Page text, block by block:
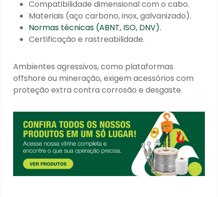
Compatibilidade dimensional com o cabo.
Materiais (aço carbono, inox, galvanizado).
Normas técnicas (ABNT, ISO, DNV).
Certificação e rastreabilidade.
Ambientes agressivos, como plataformas
offshore ou mineração, exigem acessórios com
proteção extra contra corrosão e desgaste.